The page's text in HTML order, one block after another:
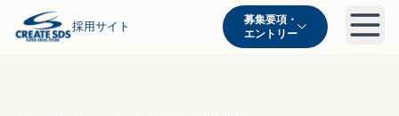
採用サイト
募集要項・
エントリー